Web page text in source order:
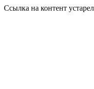
Ссылка на контент